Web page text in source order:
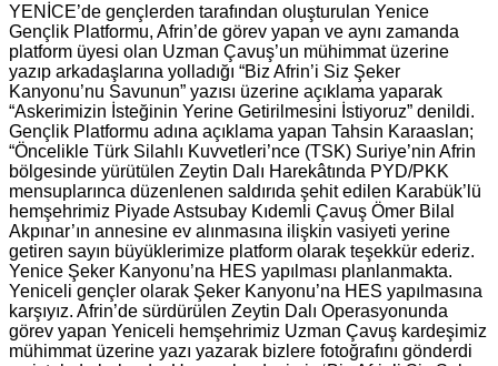
YENİCE’de gençlerden tarafından oluşturulan Yenice
Gençlik Platformu, Afrin’de görev yapan ve aynı zamanda
platform üyesi olan Uzman Çavuş’un mühimmat üzerine
yazıp arkadaşlarına yolladığı “Biz Afrin’i Siz Şeker
Kanyonu’nu Savunun” yazısı üzerine açıklama yaparak
“Askerimizin İsteğinin Yerine Getirilmesini İstiyoruz” denildi.
Gençlik Platformu adına açıklama yapan Tahsin Karaaslan;
“Öncelikle Türk Silahlı Kuvvetleri’nce (TSK) Suriye’nin Afrin
bölgesinde yürütülen Zeytin Dalı Harekâtında PYD/PKK
mensuplarınca düzenlenen saldırıda şehit edilen Karabük’lü
hemşehrimiz Piyade Astsubay Kıdemli Çavuş Ömer Bilal
Akpınar’ın annesine ev alınmasına ilişkin vasiyeti yerine
getiren sayın büyüklerimize platform olarak teşekkür ederiz.
Yenice Şeker Kanyonu’na HES yapılması planlanmakta.
Yeniceli gençler olarak Şeker Kanyonu’na HES yapılmasına
karşıyız. Afrin’de sürdürülen Zeytin Dalı Operasyonunda
görev yapan Yeniceli hemşehrimiz Uzman Çavuş kardeşimiz
mühimmat üzerine yazı yazarak bizlere fotoğrafını gönderdi